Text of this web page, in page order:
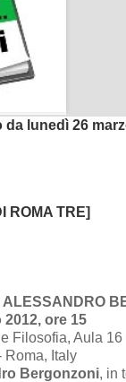
da lunedì 26
ROMA TRE]
ALESSANDRO
2012, ore 15
Filosofia, Aula 16
Roma, Italy
Bergonzoni, in